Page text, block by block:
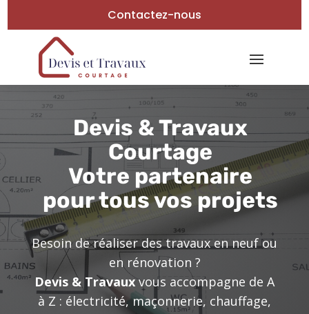
Contactez-nous
Devis & Travaux
Courtage
Votre partenaire
pour tous vos projets
Besoin de réaliser des travaux en neuf ou
en rénovation ?
Devis & Travaux vous accompagne de A
à Z : électricité, maçonnerie, chauffage,